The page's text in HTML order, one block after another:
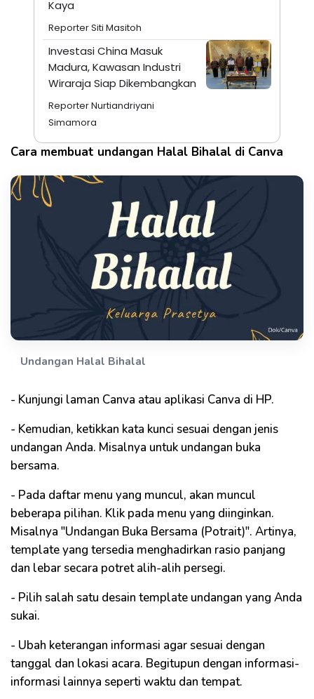
Kaya
Reporter Siti Masitoh
Investasi China Masuk
Madura, Kawasan Industri
Wiraraja Siap Dikembangkan
Reporter Nurtiandriyani
Simamora
Cara membuat undangan Halal Bihalal di Canva
Undangan Halal Bihalal
- Kunjungi laman Canva atau aplikasi Canva di HP.
- Kemudian, ketikkan kata kunci sesuai dengan jenis
undangan Anda. Misalnya untuk undangan buka
bersama.
- Pada daftar menu yang muncul, akan muncul
beberapa pilihan. Klik pada menu yang diinginkan.
Misalnya "Undangan Buka Bersama (Potrait)". Artinya,
template yang tersedia menghadirkan rasio panjang
dan lebar secara potret alih-alih persegi.
- Pilih salah satu desain template undangan yang Anda
sukai.
- Ubah keterangan informasi agar sesuai dengan
tanggal dan lokasi acara. Begitupun dengan informasi-
informasi lainnya seperti waktu dan tempat.